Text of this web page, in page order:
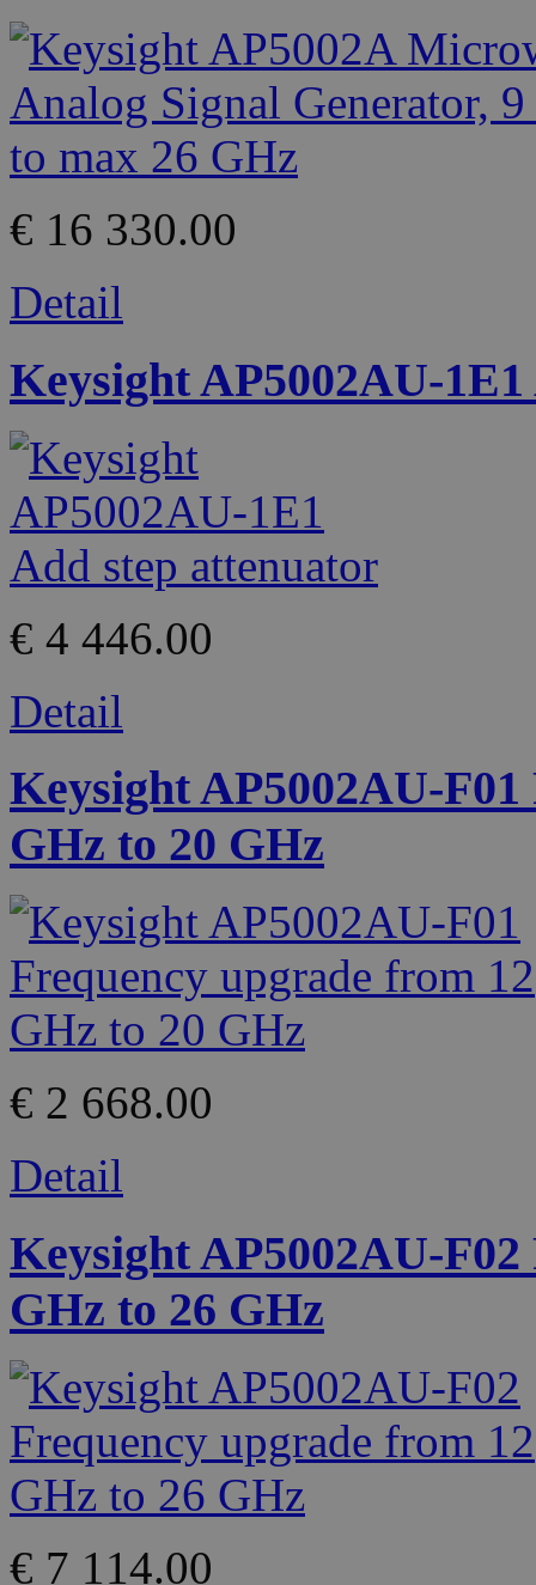
€ 16 330.00
Detail
Keysight AP5002AU-
€ 4 446.00
Detail
Keysight AP5002AU-
GHz to 20 GHz
€ 2 668.00
Detail
Keysight AP5002AU-
GHz to 26 GHz
€ 7 114.00